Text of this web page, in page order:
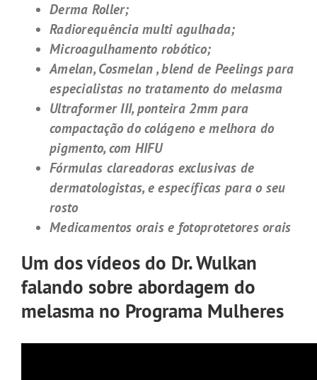
Derma Roller;
Radiorequência multi agulhada;
Microagulhamento robótico;
Amelan, Cosmelan , blend de Peelings para
especialistas no tratamento do melasma
Ultraformer III, ponteira 2mm para
compactação do colágeno e melhora do
pigmento, com HIFU
Fórmulas clareadoras exclusivas de
dermatologistas, e específicas para o seu
rosto
Medicamentos orais e fotoprotetores orais
Um dos vídeos do Dr. Wulkan
falando sobre abordagem do
melasma no Programa Mulheres